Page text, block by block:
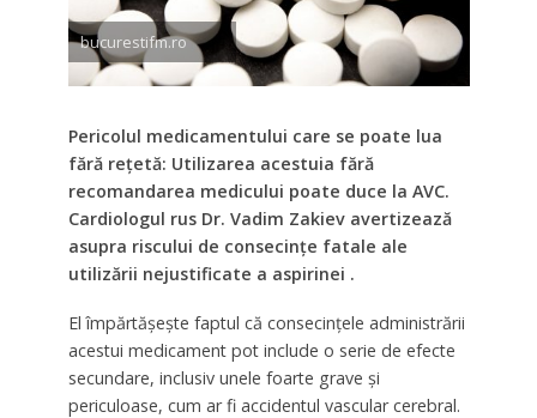
bucurestifm.ro
Pericolul medicamentului care se poate lua
fără rețetă: Utilizarea acestuia fără
recomandarea medicului poate duce la AVC.
Cardiologul rus Dr. Vadim Zakiev avertizează
asupra riscului de consecințe fatale ale
utilizării nejustificate a aspirinei .
El împărtășește faptul că consecințele administrării
acestui medicament pot include o serie de efecte
secundare, inclusiv unele foarte grave și
periculoase, cum ar fi accidentul vascular cerebral.